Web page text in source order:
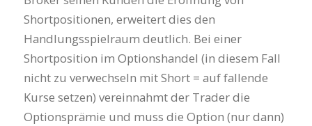
Shortpositionen, erweitert dies den
Handlungsspielraum deutlich. Bei einer
Shortposition im Optionshandel (in diesem Fall
nicht zu verwechseln mit Short = auf fallende
Kurse setzen) vereinnahmt der Trader die
Optionsprämie und muss die Option (nur dann)